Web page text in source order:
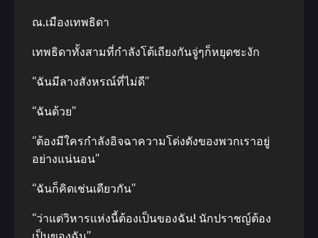
ณ.เมืองเทพธิดา
เทพธิดาทั้งสามที่กำลังโต้เถียงกันจู่ๆก็หยุดชะงัก
“ฉันมีลางสังหรณ์ที่ไม่ดี”
“ฉันด้วย”
“ต้องมีใครกำลังอิจฉาความโด่งดังของพวกเราอยู่
อย่างแน่นอน”
“ฉันก็คิดเช่นเดียวกัน”
“ว่าแต่วิหารแห่งนี้ต้องเป็นของฉัน! นักปราชญ์ต้อง